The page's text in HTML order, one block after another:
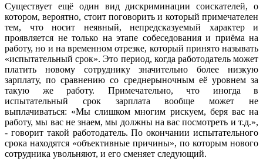
Существует ещё один вид дискриминации соискателей, о
котором, вероятно, стоит поговорить и который примечателен
тем, что носит неявный, непредсказуемый характер и
проявляется не только на этапе собеседования и приёма на
работу, но и на временном отрезке, который принято называть
«испытательный срок». Это период, когда работодатель может
платить новому сотруднику значительно более низкую
зарплату, по сравнению со среднерыночным её уровнем за
такую же работу. Примечательно, что иногда в
испытательный срок зарплата вообще может не
выплачиваться: «Мы слишком многим рискуем, беря вас на
работу, мы вас не знаем, мы должны на вас посмотреть и т.д.»,
- говорит такой работодатель. По окончании испытательного
срока находятся «объективные причины», по которым нового
сотрудника увольняют, и его сменяет следующий.